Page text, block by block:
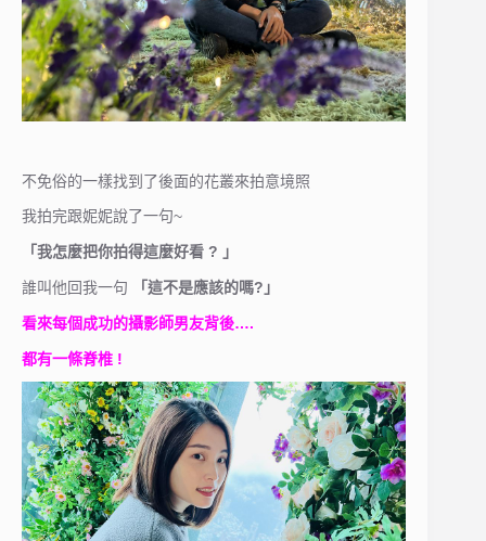
不免俗的一樣找到了後面的花叢來拍意境照
我拍完跟妮妮說了一句~
「我怎麼把你拍得這麼好看 ? 」
誰叫他回我一句 「這不是應該的嗎?」
看來每個成功的攝影師男友背後….
都有一條脊椎 !